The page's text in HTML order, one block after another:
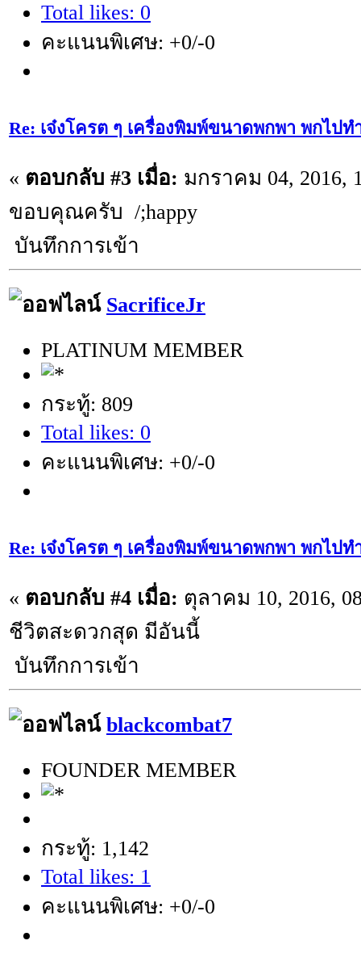
Total likes: 0
คะแนนพิเศษ: +0/-0
Re: เจ๋งโครต ๆ เครื่องพิมพ์ขนาดพกพา พกไป
« ตอบกลับ #3 เมื่อ: มกราคม 04, 2016,
ขอบคุณครับ /;happy
บันทึกการเข้า
SacrificeJr
PLATINUM MEMBER
กระทู้: 809
Total likes: 0
คะแนนพิเศษ: +0/-0
Re: เจ๋งโครต ๆ เครื่องพิมพ์ขนาดพกพา พกไป
« ตอบกลับ #4 เมื่อ: ตุลาคม 10, 2016,
ชีวิตสะดวกสุด มีอันนี้
บันทึกการเข้า
blackcombat7
FOUNDER MEMBER
กระทู้: 1,142
Total likes: 1
คะแนนพิเศษ: +0/-0